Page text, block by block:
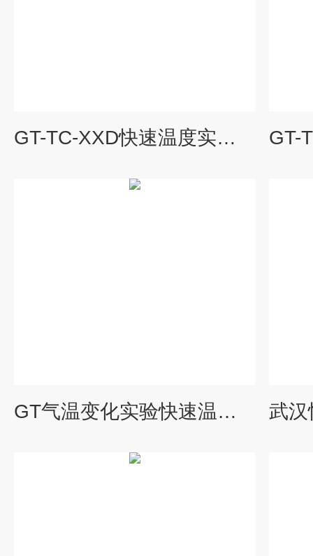
GT-TC-XXD快速温度实验箱型号
GT气温变化实验快速温度变化试验箱规格